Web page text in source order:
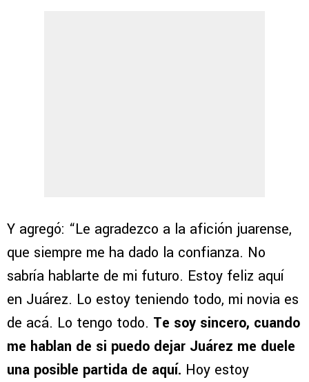
Y agregó: “Le agradezco a la afición juarense,
que siempre me ha dado la confianza. No
sabría hablarte de mi futuro. Estoy feliz aquí
en Juárez. Lo estoy teniendo todo, mi novia es
de acá. Lo tengo todo. Te soy sincero, cuando
me hablan de si puedo dejar Juárez me duele
una posible partida de aquí. Hoy estoy